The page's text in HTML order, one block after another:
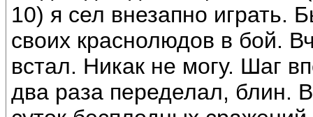
10) я сел внезапно играть.
своих краснолюдов в бой.
встал. Никак не могу. Шаг
два раза переделал, блин.